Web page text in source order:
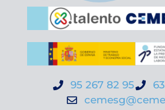
95 267 82 95